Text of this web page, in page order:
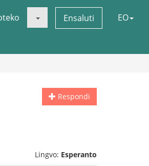
Ensaluti EO
Respondi
Lingvo: Esperanto